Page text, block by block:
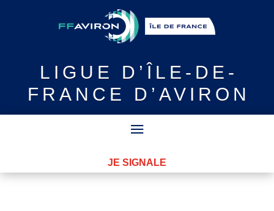
LIGUE
D’ÎLE-DE-
FRANCE D’AVIRON
JE SIGNALE